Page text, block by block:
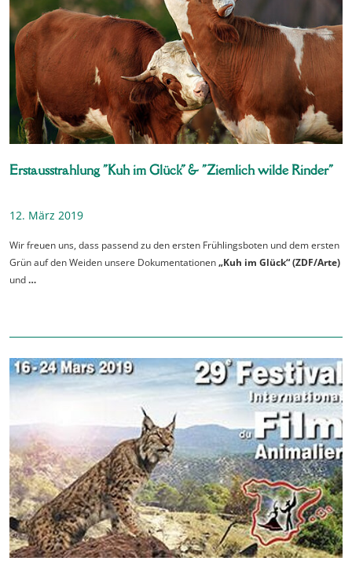
Erstausstrahlung "Kuh im Glück" & "Ziemlich wilde Rinder"
12. März 2019
Wir freuen uns, dass passend zu den ersten Frühlingsboten und dem ersten
Grün auf den Weiden unsere Dokumentationen„Kuh im Glück“ (ZDF/Arte)
und…